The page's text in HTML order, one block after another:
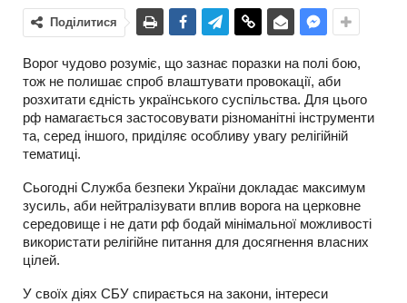
Поділитися
Ворог чудово розуміє, що зазнає поразки на полі бою,
тож не полишає спроб влаштувати провокації, аби
розхитати єдність українського суспільства. Для цього
рф намагається застосовувати різноманітні інструменти
та, серед іншого, приділяє особливу увагу релігійній
тематиці.
Сьогодні Служба безпеки України докладає максимум
зусиль, аби нейтралізувати вплив ворога на церковне
середовище і не дати рф бодай мінімальної можливості
використати релігійне питання для досягнення власних
цілей.
У своїх діях СБУ спирається на закони, інтереси